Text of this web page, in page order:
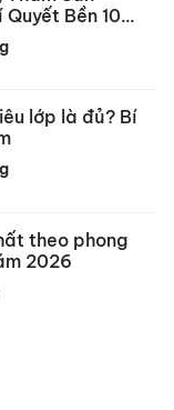
Quyết Bền 10
lớp là đủ? Bí
theo phong
2026